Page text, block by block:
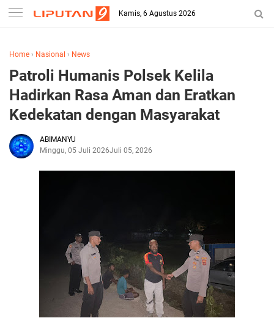
Kamis, 6 Agustus 2026
Home › Nasional › News
Patroli Humanis Polsek Kelila
Hadirkan Rasa Aman dan Eratkan
Kedekatan dengan Masyarakat
ABIMANYU
Minggu, 05 Juli 2026Juli 05, 2026